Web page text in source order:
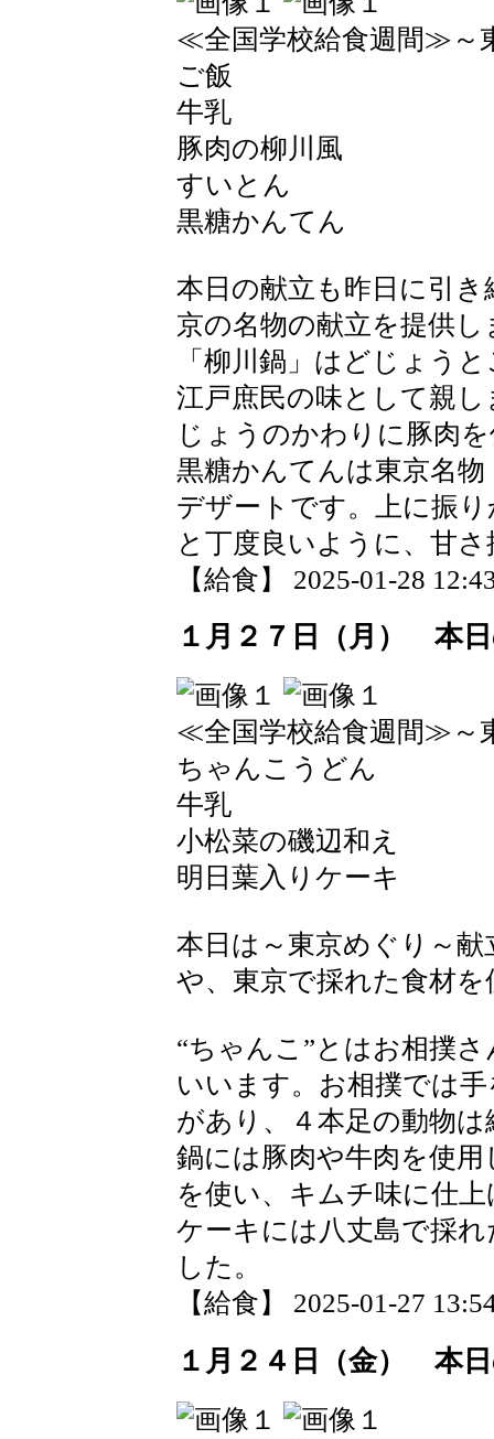
≪全国学校給食週間≫～
ご飯
牛乳
豚肉の柳川風
すいとん
黒糖かんてん
本日の献立も昨日に引
京の名物の献立を提供し
「柳川鍋」はどじょう
江戸庶民の味として親
じょうのかわりに豚肉
黒糖かんてんは東京名
デザートです。上に振
と丁度良いように、甘
【給食】 2025-01-28
１月２７日（月） 本
≪全国学校給食週間≫～
ちゃんこうどん
牛乳
小松菜の磯辺和え
明日葉入りケーキ
本日は～東京めぐり～
や、東京で採れた食材
“ちゃんこ”とはお相撲
いいます。お相撲では
があり、４本足の動物
鍋には豚肉や牛肉を使
を使い、キムチ味に仕
ケーキには八丈島で採
した。
【給食】 2025-01-27
１月２４日（金） 本